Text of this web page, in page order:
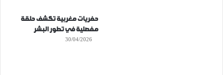
حفريات مغربية تكشف حلقة
مفصلية في تطور البشر
30/04/2026